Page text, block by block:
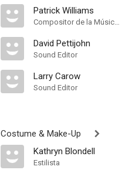
Patrick Williams
Compositor de la Música Original
David Pettijohn
Sound Editor
Larry Carow
Sound Editor
Costume & Make-Up
Kathryn Blondell
Estilista